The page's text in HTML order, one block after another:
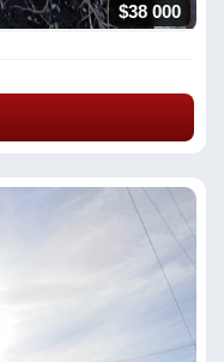
$38 000